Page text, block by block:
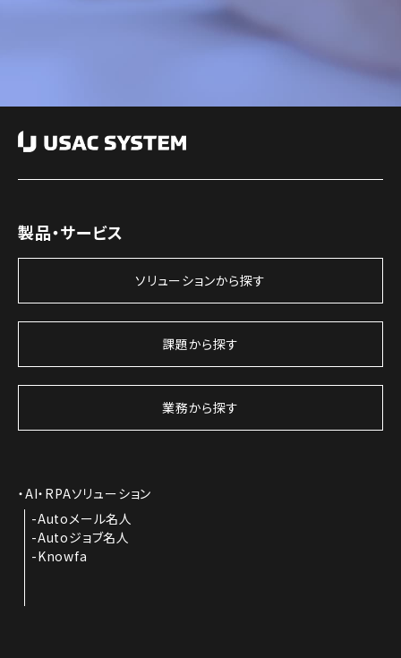
製品・サービス
ソリューションから探す
課題から探す
業務から探す
AI・RPAソリューション
Autoメール名人
Autoジョブ名人
Knowfa